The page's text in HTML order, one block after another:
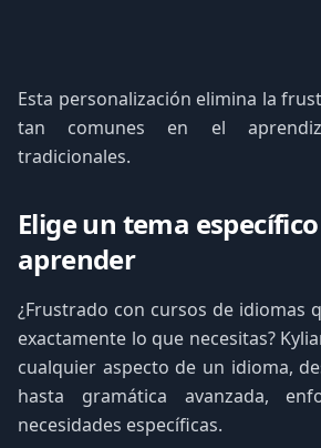
Esta personalización elimina la
tan comunes en el
tradicionales.
Elige un tema
aprender
¿Frustrado con cursos de idiomas
exactamente lo que necesitas?
cualquier aspecto de un idioma,
hasta gramática avanzada,
necesidades específicas.